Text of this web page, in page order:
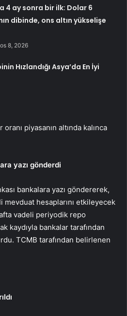
4 ay sonra bir ilk: Dolar 6
dibinde, ons altın yükselişe
8, 2026
Hızlandığı Asya’da En İyi
piyasanın altında kalınca
yazı gönderdi
bankalara yazı göndererek,
mevduat hesaplarını etkileyecek
vadeli periyodik repo
kaydıyla bankalar tarafından
TCMB tarafından belirlenen